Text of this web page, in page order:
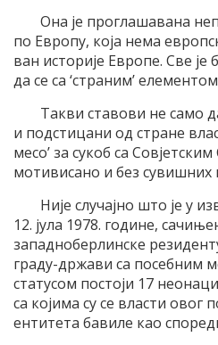
Она је проглашавана
по Европу, која нема
ван историје Европе. Све
да се са ‘страним’
Такви ставови не само
и подстицани од стране
месо’ за сукоб са
мотивисано и без сувишних
Није случајно што је у
12. јула 1978. године,
западноберлинске
граду-држави са посебним
статусом постоји 17
са којима су се власти овог
ентитета бавиле као